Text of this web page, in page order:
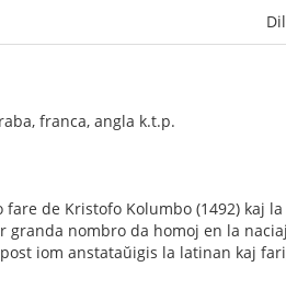
franca, angla k.t.p.
de Kristofo Kolumbo (1492) kaj
granda nombro da homoj en la
iom anstataŭigis la latinan kaj